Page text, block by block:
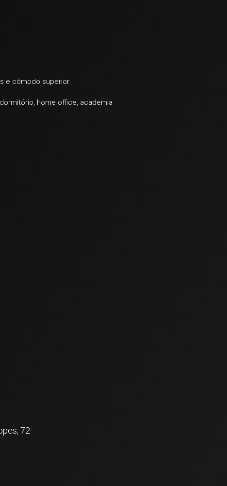
e cômodo superior
home office, academia
72